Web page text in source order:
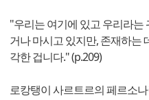
"우리는 여기에 있고 우리라는
거나 마시고 있지만, 존재하는
각한 겁니다." (p.209)
로캉탱이 사르트르의 페르소